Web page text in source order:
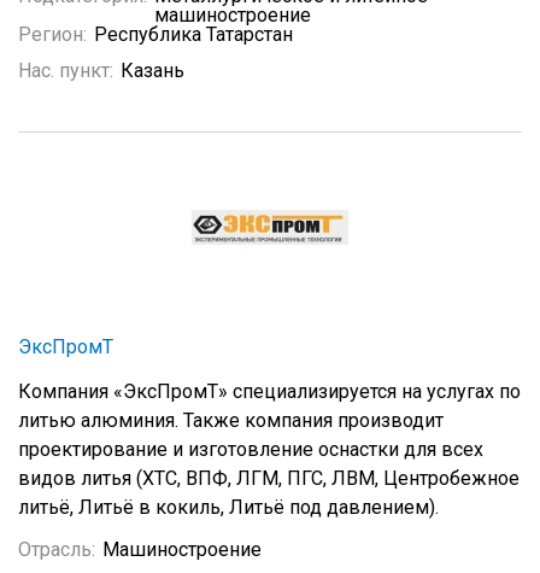
машиностроение
Регион: Республика Татарстан
Нас. пункт: Казань
ЭксПромТ
Компания «ЭксПромТ» специализируется на услугах по
литью алюминия. Также компания производит
проектирование и изготовление оснастки для всех
видов литья (ХТС, ВПФ, ЛГМ, ПГС, ЛВМ, Центробежное
литьё, Литьё в кокиль, Литьё под давлением).
Отрасль: Машиностроение